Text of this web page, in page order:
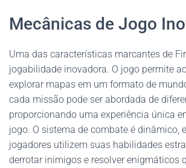
Mecânicas de Jogo
Uma das características marcantes de
jogabilidade inovadora. O jogo permite
explorar mapas em um formato de
cada missão pode ser abordada de
proporcionando uma experiência única
jogo. O sistema de combate é dinâmico,
jogadores utilizem suas habilidades
derrotar inimigos e resolver enigmáticos